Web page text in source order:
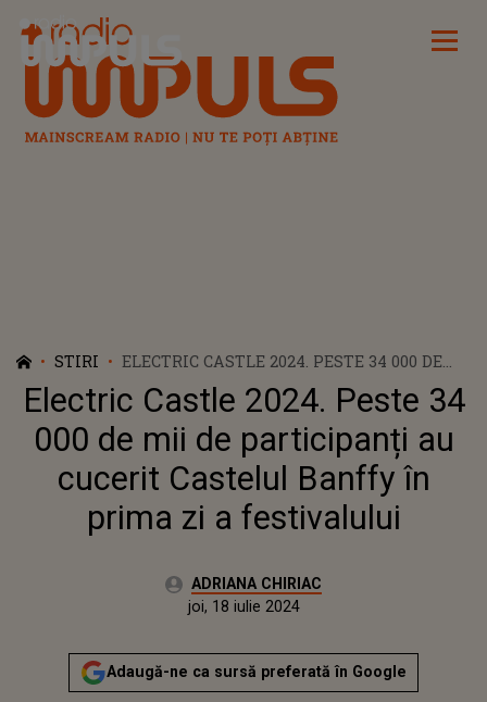
Radio Impuls
STIRI
ELECTRIC CASTLE 2024. PESTE 34 000 DE
MII DE PARTICIPANȚI AU CUCERIT
CASTELUL BANFFY ÎN PRIMA ZI A
FESTIVALULUI
Electric Castle 2024. Peste 34
000 de mii de participanți au
cucerit Castelul Banffy în
prima zi a festivalului
Autor:ADRIANA CHIRIAC
Actualizat:
joi, 18 iulie 2024
Adaugă-ne ca sursă preferată în Google